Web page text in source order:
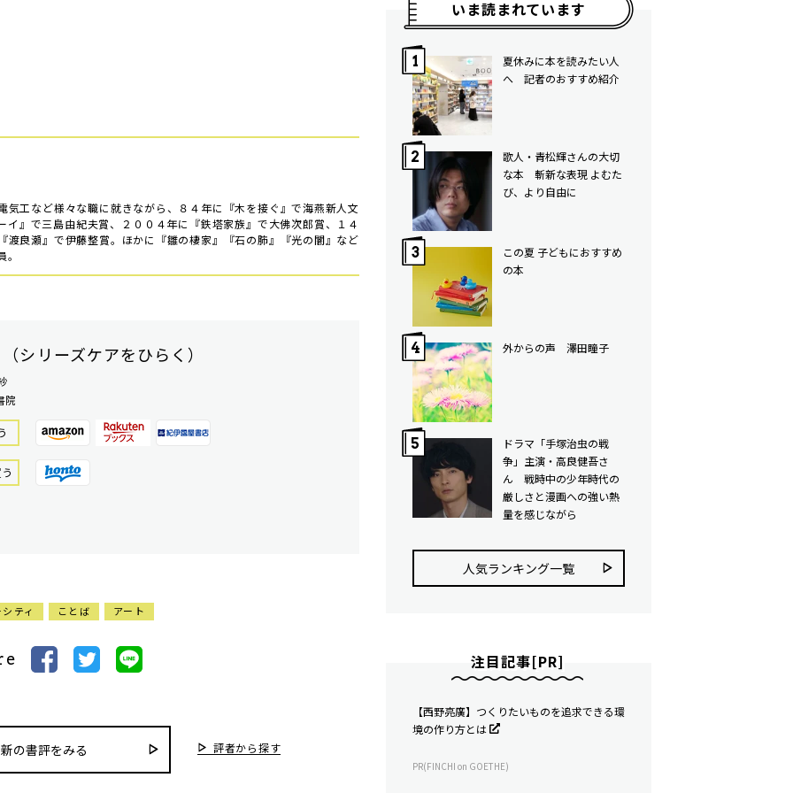
工など様々な職に就きながら、８４年に『木を接ぐ』で海燕新人文
イ』で三島由紀夫賞、２００４年に『鉄塔家族』で大佛次郎賞、１４
渡良瀬』で伊藤整賞。ほかに『雛の棲家』『石の肺』『光の闇』など
シリーズケアをひらく）
院
ティ ことば アート
の書評をみる 評者から探す
いま読まれています
夏休みに本を読みたい人
へ 記者のおすすめ紹介
歌人・青松輝さんの大切
な本 斬新な表現 よむた
び、より自由に
この夏 子どもにおすすめ
の本
外からの声 澤田瞳子
ドラマ「手塚治虫の戦
争」主演・高良健吾さ
ん 戦時中の少年時代の
厳しさと漫画への強い熱
量を感じながら
人気ランキング⼀覧
注目記事[PR]
【西野亮廣】つくりたいものを追求できる環
境の作り方とは
PR(FINCHI on GOETHE)